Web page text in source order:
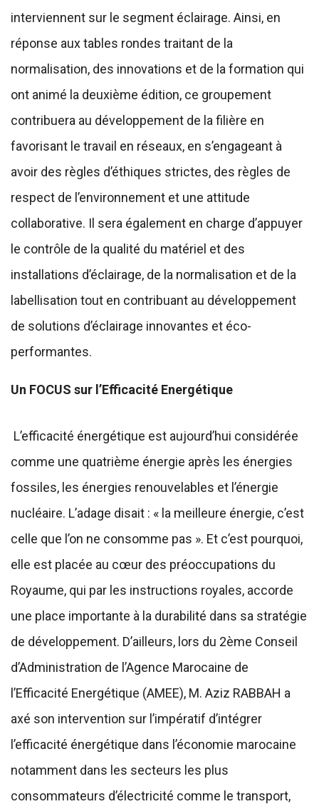
interviennent sur le segment éclairage. Ainsi, en
réponse aux tables rondes traitant de la
normalisation, des innovations et de la formation qui
ont animé la deuxième édition, ce groupement
contribuera au développement de la filière en
favorisant le travail en réseaux, en s’engageant à
avoir des règles d’éthiques strictes, des règles de
respect de l’environnement et une attitude
collaborative. Il sera également en charge d’appuyer
le contrôle de la qualité du matériel et des
installations d’éclairage, de la normalisation et de la
labellisation tout en contribuant au développement
de solutions d’éclairage innovantes et éco-
performantes.
Un FOCUS sur l’Efficacité Energétique
L’efficacité énergétique est aujourd’hui considérée
comme une quatrième énergie après les énergies
fossiles, les énergies renouvelables et l’énergie
nucléaire. L’adage disait : « la meilleure énergie, c’est
celle que l’on ne consomme pas ». Et c’est pourquoi,
elle est placée au cœur des préoccupations du
Royaume, qui par les instructions royales, accorde
une place importante à la durabilité dans sa stratégie
de développement. D’ailleurs, lors du 2ème Conseil
d’Administration de l’Agence Marocaine de
l’Efficacité Energétique (AMEE), M. Aziz RABBAH a
axé son intervention sur l’impératif d’intégrer
l’efficacité énergétique dans l’économie marocaine
notamment dans les secteurs les plus
consommateurs d’électricité comme le transport,